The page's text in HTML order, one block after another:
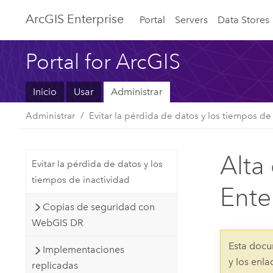
ArcGIS Enterprise Portal Servers Data Stores
Portal for ArcGIS
Inicio Usar Administrar
Administrar Evitar la pérdida de datos y los tiempos
Evitar la pérdida de datos y los
tiempos de inactividad
Copias de seguridad con
WebGIS DR
Implementaciones
replicadas
Alta
Esta
y los